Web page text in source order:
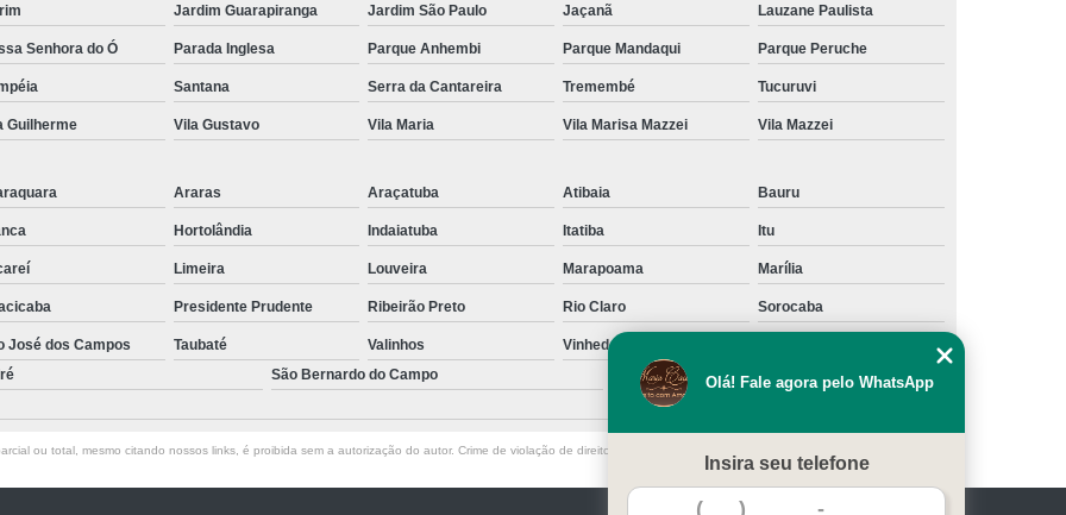
Jardim Guarapiranga Jardim São Paulo Jaçanã Lauzane Paulista
Senhora do Ó Parada Inglesa Parque Anhembi Parque Mandaqui Parque Peruche
Santana Serra da Cantareira Tremembé Tucuruvi
Guilherme Vila Gustavo Vila Maria Vila Marisa Mazzei Vila Mazzei
Araras Araçatuba Atibaia Bauru
Hortolândia Indaiatuba Itatiba Itu
Limeira Louveira Marapoama Marília
Presidente Prudente Ribeirão Preto Rio Claro Sorocaba
José dos Campos Taubaté Valinhos Vinhedo
São Bernardo do Campo
São Caetano do Sul
ou total, mesmo citando nossos links, é proibida sem a autorização do autor. Crime de violação de direito autoral – artigo 184 do Código Penal –
Olá! Fale agora pelo WhatsApp
Insira seu telefone